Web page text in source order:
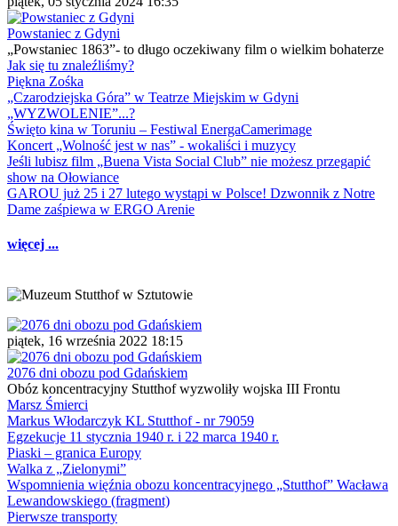
Powstaniec z Gdyni
„Powstaniec 1863”- to długo oczekiwany film o wielkim bohaterze
Jak się tu znaleźliśmy?
Piękna Zośka
„Czarodziejska Góra” w Teatrze Miejskim w Gdyni
„WYZWOLENIE”...?
Święto kina w Toruniu – Festiwal EnergaCamerimage
Koncert „Wolność jest w nas” - wokaliści i muzycy
Jeśli lubisz film „Buena Vista Social Club” nie możesz przegapić
show na Ołowiance
GAROU już 25 i 27 lutego wystąpi w Polsce! Dzwonnik z Notre
Dame zaśpiewa w ERGO Arenie
więcej ...
piątek, 16 września 2022 18:15
2076 dni obozu pod Gdańskiem
Obóz koncentracyjny Stutthof wyzwoliły wojska III Frontu
Marsz Śmierci
Markus Włodarczyk KL Stutthof - nr 79059
Egzekucje 11 stycznia 1940 r. i 22 marca 1940 r.
Piaski – granica Europy
Walka z „Zielonymi”
Wspomnienia więźnia obozu koncentracyjnego „Stutthof” Wacława
Lewandowskiego (fragment)
Pierwsze transporty